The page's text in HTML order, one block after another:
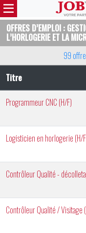
OFFRES D’EMPLOI :
L’HORLOGERIE ET LA
99
Titre
Programmeur CNC (H/F)
Logisticien en horlogerie (H/
Contrôleur Qualité -
Contrôleur Qualité / Visitage